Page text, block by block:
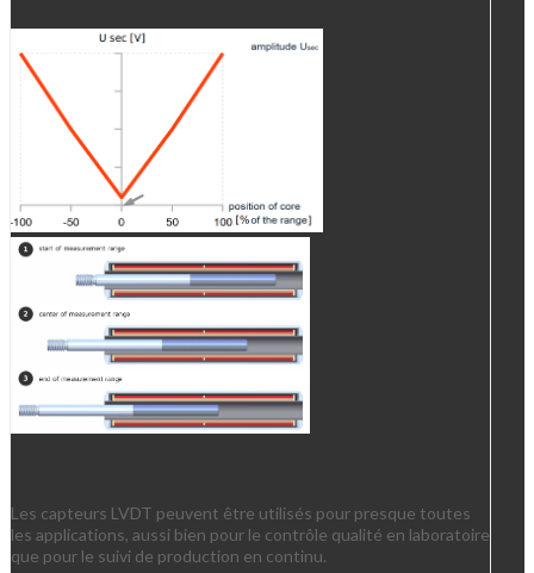
Les capteurs LVDT peuvent être utilisés pour presque toutes
les applications, aussi bien pour le contrôle qualité en laboratoire
que pour le suivi de production en continu.